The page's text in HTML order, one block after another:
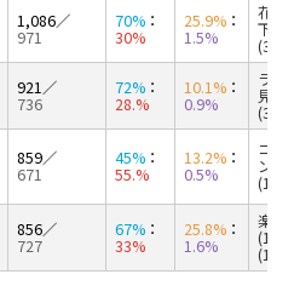
1,086／
971
70%：
30%
25.9%：
1.5%
花見
下で
921／
736
72%：
28.%
10.1%：
0.9%
ラン
見
859／
671
45%：
55.%
13.2%：
0.5%
コア
ン
856／
727
67%：
33%
25.8%：
1.6%
楽し